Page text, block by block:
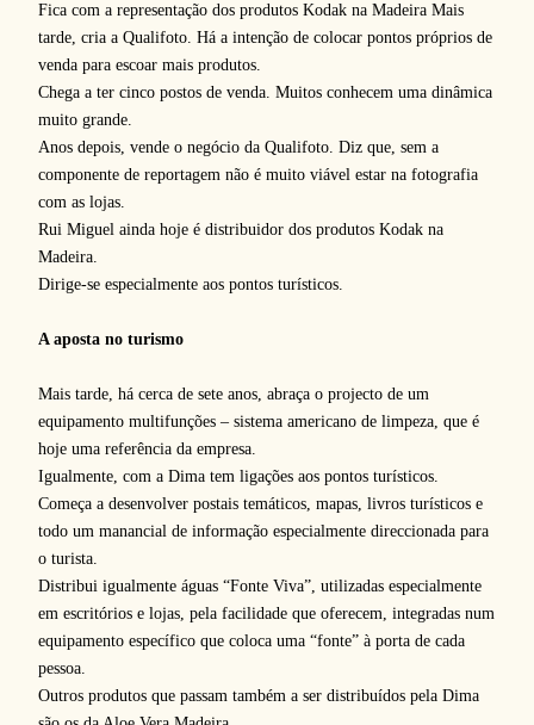
Fica com a representação dos produtos Kodak na Madeira Mais
tarde, cria a Qualifoto. Há a intenção de colocar pontos próprios de
venda para escoar mais produtos.
Chega a ter cinco postos de venda. Muitos conhecem uma dinâmica
muito grande.
Anos depois, vende o negócio da Qualifoto. Diz que, sem a
componente de reportagem não é muito viável estar na fotografia
com as lojas.
Rui Miguel ainda hoje é distribuidor dos produtos Kodak na
Madeira.
Dirige-se especialmente aos pontos turísticos.
A aposta no turismo
Mais tarde, há cerca de sete anos, abraça o projecto de um
equipamento multifunções – sistema americano de limpeza, que é
hoje uma referência da empresa.
Igualmente, com a Dima tem ligações aos pontos turísticos.
Começa a desenvolver postais temáticos, mapas, livros turísticos e
todo um manancial de informação especialmente direccionada para
o turista.
Distribui igualmente águas “Fonte Viva”, utilizadas especialmente
em escritórios e lojas, pela facilidade que oferecem, integradas num
equipamento específico que coloca uma “fonte” à porta de cada
pessoa.
Outros produtos que passam também a ser distribuídos pela Dima